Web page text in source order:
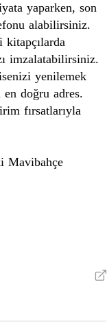
yaparken, son
alabilirsiniz.
kitapçılarda
imzalatabilirsiniz.
yenilemek
doğru adres.
fırsatlarıyla
Mavibahçe
V